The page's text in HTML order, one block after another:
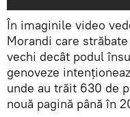
În imaginile video
Morandi care
vechi decât podul
genoveze
unde au trăit 630 de
nouă pagină până în